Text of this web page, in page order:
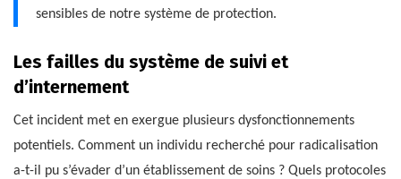
sensibles de notre système de protection.
Les failles du système de suivi et
d’internement
Cet incident met en exergue plusieurs dysfonctionnements
potentiels. Comment un individu recherché pour radicalisation
a-t-il pu s’évader d’un établissement de soins ? Quels protocoles